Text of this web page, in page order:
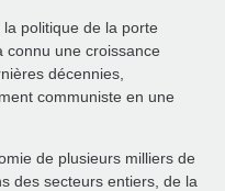
politique de la porte
connu une croissance
décennies,
communiste en une
de plusieurs milliers de
des secteurs entiers, de la